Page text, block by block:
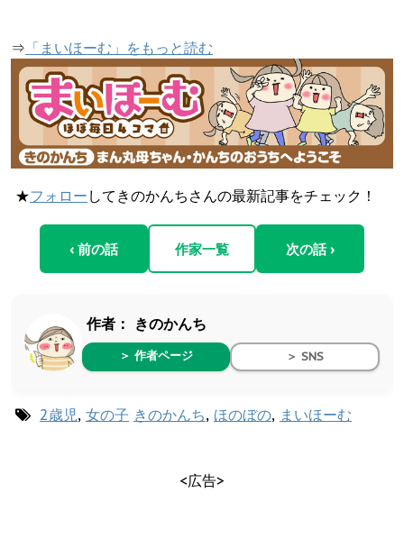
⇒ 「まいほーむ」をもっと読む
★フォロー してきのかんちさんの最新記事をチェック！
‹ 前の話 作家一覧 次の話 ›
作者： きのかんち
＞ 作者ページ ＞ SNS
2歳児, 女の子 きのかんち, ほのぼの, まいほーむ
<広告>